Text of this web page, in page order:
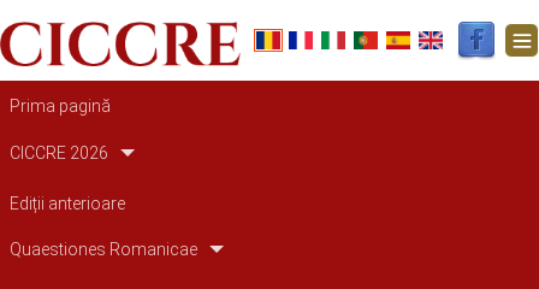
Main navigation
Prima pagină
CICCRE 2026
Ediții anterioare
Quaestiones Romanicae